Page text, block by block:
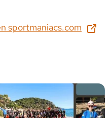
sportmaniacs.com